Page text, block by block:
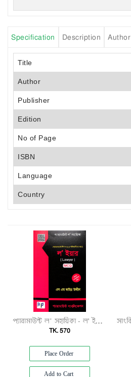
Specification Description Author
Title
Author
Publisher
Edition
No of Page
ISBN
Language
Country
প্যারামাউন্ট ল’ সহায়িকা - ল' ইয়ার (MCQ)"
TK. 570
Place Order
Add to Cart